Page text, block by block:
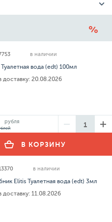
в наличии
вода (edt) 100мл
доставку: 20.08.2026
рубля
В КОРЗИНУ
в наличии
Elitis Туалетная вода (edt) 3мл
доставку: 11.08.2026